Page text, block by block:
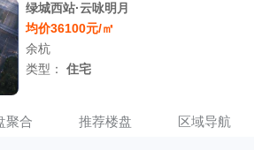
绿城西站·云咏明月
均价36100元/㎡
余杭
类型：住宅
聚合 推荐楼盘 区域导航